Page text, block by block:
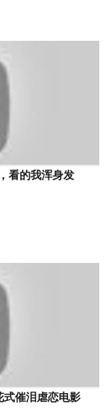
看的我浑身发
式催泪虐恋电影